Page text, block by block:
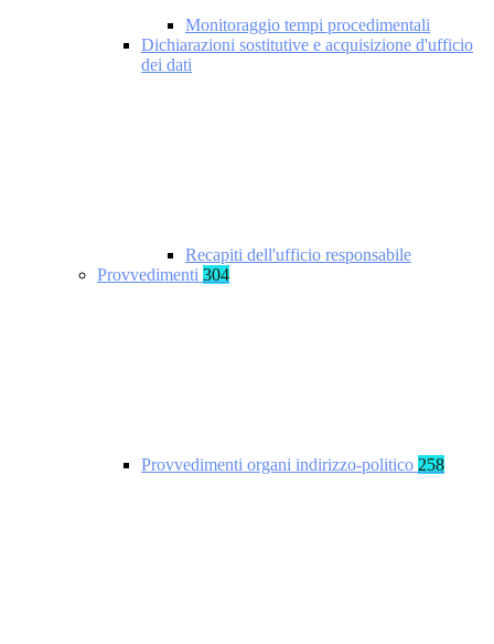
Monitoraggio tempi procedimentali
Dichiarazioni sostitutive e acquisizione d'ufficio
dei dati
Recapiti dell'ufficio responsabile
Provvedimenti 304
Provvedimenti organi indirizzo-politico 258